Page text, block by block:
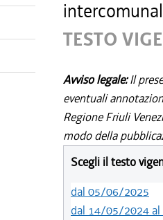
TESTO
Avviso legale:Il
eventuali
Regione Friuli
modo della
Scegli il testo
dal 05/06/2025
dal 14/05/2024